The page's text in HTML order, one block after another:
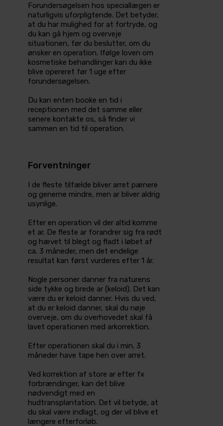
Forundersøgelsen hos speciallægen er
naturligvis uforpligtende. Det betyder,
at du har mulighed for at fortryde, og
du kan gå hjem og overveje
situationen, før du beslutter, om du
ønsker en operation. Ifølge loven om
kosmetiske behandlinger kan du ikke
blive opereret før 1 uge efter
forundersøgelsen.
Du kan enten booke en tid i
receptionen med det samme eller
senere kontakte os, så finder vi
sammen en tid til operation.
Forventninger
I de fleste tilfælde bliver arret pænere
og generne mindre, men ar bliver aldrig
usynlige.
Efter en operation vil der altid komme
et ar. De fleste ar forandrer sig fra rødt
og hævet til blegt og fladt i løbet af
ca. 3 måneder, men det endelige
resultat kan først vurderes efter 1 år.
Nogle personer danner fra naturens
side tykke og brede ar (keloid). Det kan
være du er keloid danner. Hvis du ved,
at du er keloid danner, skal du nøje
overveje, om du overhovedet skal få
lavet operationen med arkorrektion.
Efter operationen skal du i min. 3
måneder have tape hen over arret.
Ved korrektion af store ar efter fx
forbrændinger, kan det blive
nødvendigt med en
hudtransplantation. Det vil betyde, at
du skal være indlagt, og der vil blive et
længere efterforløb.